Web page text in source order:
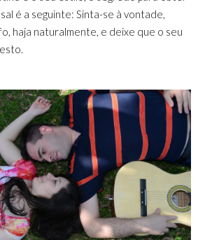
é a seguinte: Sinta-se à vontade,
haja naturalmente, e deixe que o seu